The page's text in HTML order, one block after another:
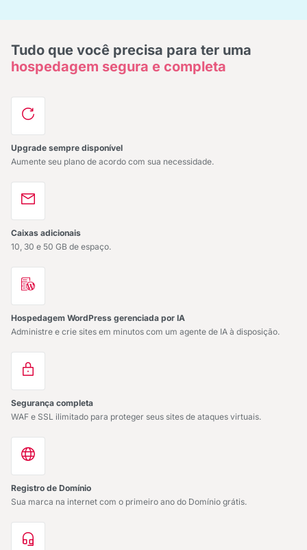
Tudo que você precisa para ter uma
hospedagem segura e completa
Upgrade sempre disponível
Aumente seu plano de acordo com sua necessidade.
Caixas adicionais
10, 30 e 50 GB de espaço.
Hospedagem WordPress gerenciada por IA
Administre e crie sites em minutos com um agente de IA à disposição.
Segurança completa
WAF e SSL ilimitado para proteger seus sites de ataques virtuais.
Registro de Domínio
Sua marca na internet com o primeiro ano do Domínio grátis.